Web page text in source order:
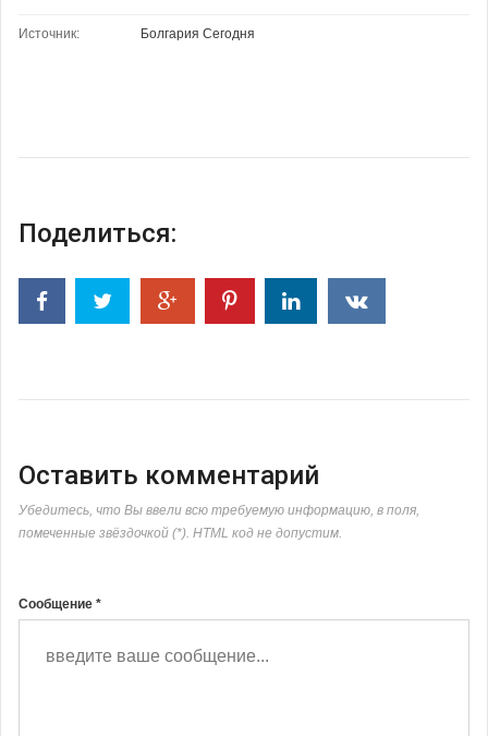
Источник: Болгария Сегодня
Поделиться:
Оставить комментарий
Убедитесь, что Вы ввели всю требуемую информацию, в поля,
помеченные звёздочкой (*). HTML код не допустим.
Сообщение *